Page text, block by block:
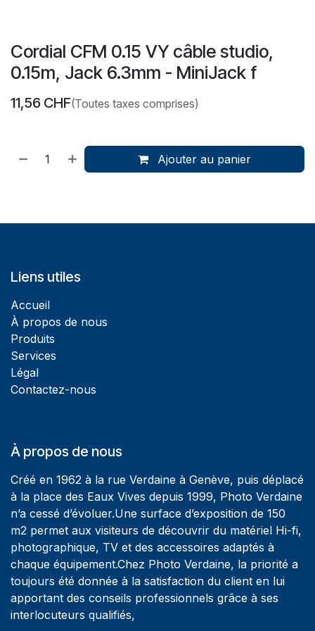
Cordial CFM 0.15 VY câble studio,
0.15m, Jack 6.3mm - MiniJack f
11,56 CHF(Toutes taxes comprises)
Ajouter au panier
Liens utiles
Accueil
À propos de nous
Produits
Services
Légal
Contactez-nous
À propos de nous
Créé en 1962 à la rue Verdaine à Genève, puis déplacé
à la place des Eaux Vives depuis 1999, Photo Verdaine
n’a cessé d’évoluer.Une surface d’exposition de 150
m2 permet aux visiteurs de découvrir du matériel Hi-fi,
photographique, TV et des accessoires adaptés à
chaque équipement.Chez Photo Verdaine, la priorité a
toujours été donnée à la satisfaction du client en lui
apportant des conseils professionnels grâce à ses
interlocuteurs qualifiés,